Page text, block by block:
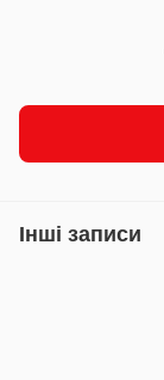
Інші записи